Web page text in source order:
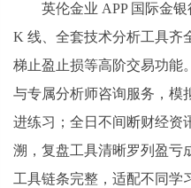
英伦金业 APP 国际金
K 线、全套技术分析工具齐
梯止盈止损等高阶交易功能
与专属分析师咨询服务，模
进练习；全日不间断财经资
溯，复盘工具清晰罗列盈亏
工具链条完整，适配不同学